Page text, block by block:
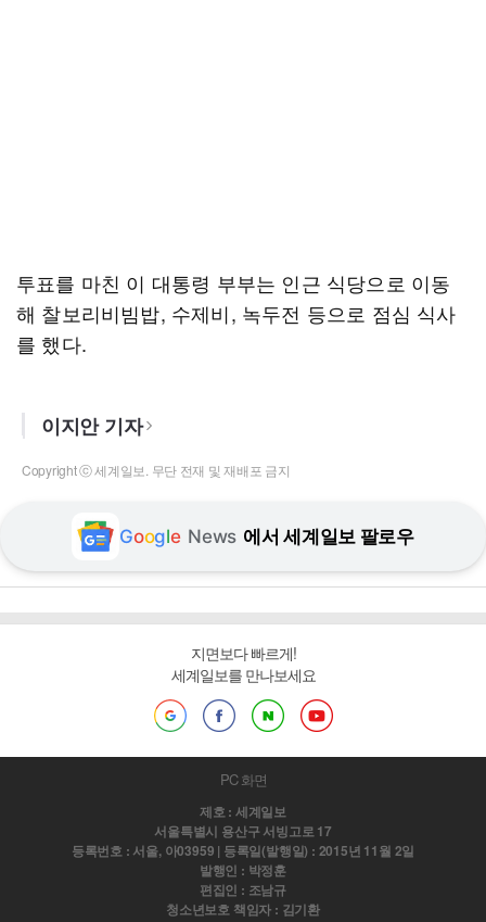
투표를 마친 이 대통령 부부는 인근 식당으로 이동
해 찰보리비빔밥, 수제비, 녹두전 등으로 점심 식사
를 했다.
이지안 기자
Copyright ⓒ 세계일보. 무단 전재 및 재배포 금지
Google News 에서 세계일보 팔로우
지면보다 빠르게!
세계일보를 만나보세요
PC 화면
제호 : 세계일보
서울특별시 용산구 서빙고로 17
등록번호 : 서울, 아03959 | 등록일(발행일) : 2015년 11월 2일
발행인 : 박정훈
편집인 : 조남규
청소년보호 책임자 : 김기환